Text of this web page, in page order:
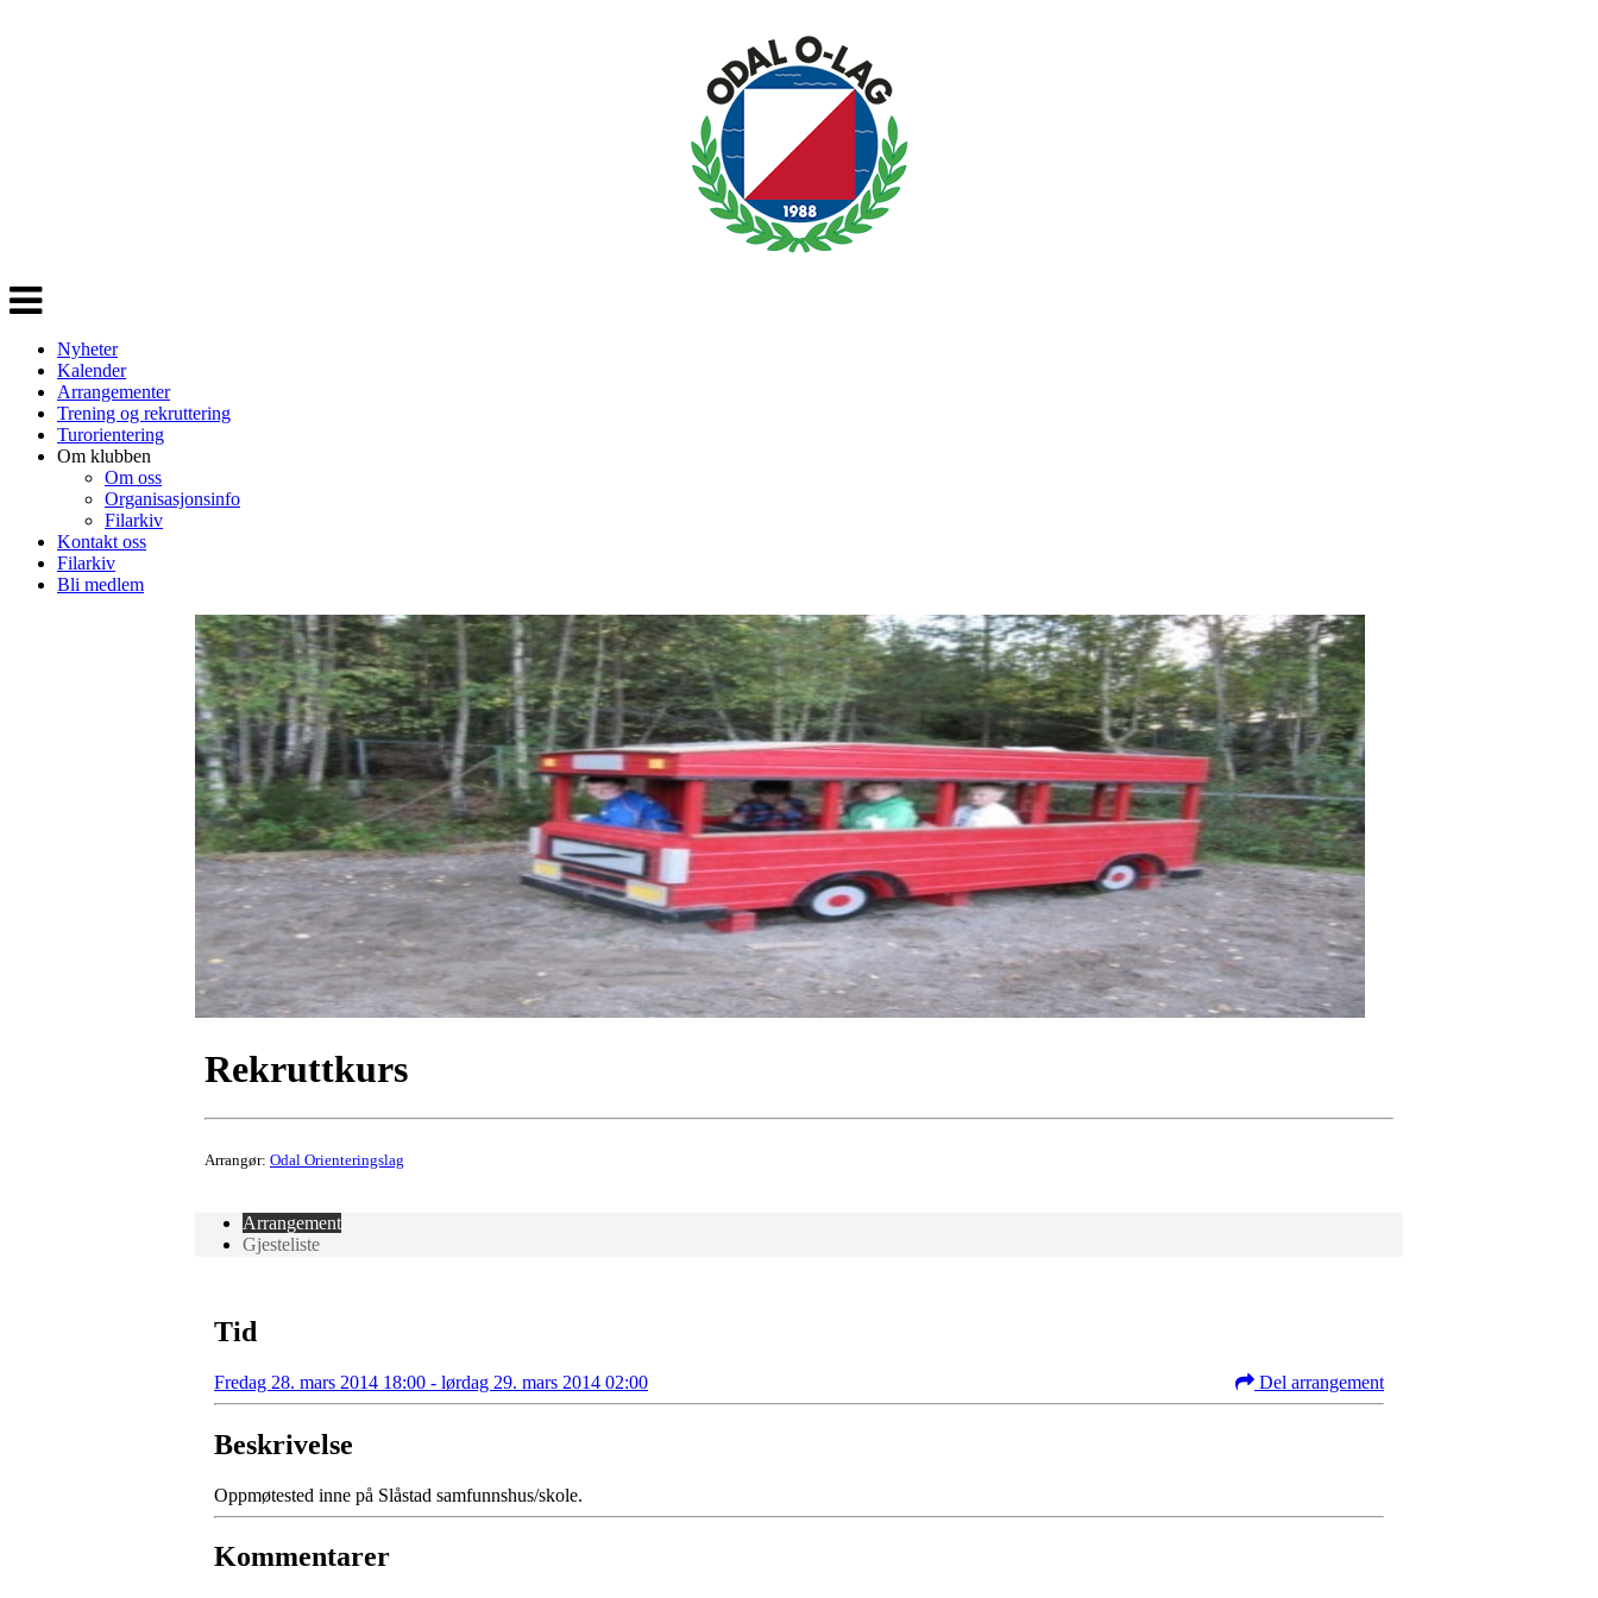
Veksle
navigasjon
Nyheter
Kalender
Arrangementer
Trening og rekruttering
Turorientering
Om klubben
Om oss
Organisasjonsinfo
Filarkiv
Kontakt oss
Filarkiv
Bli medlem
Rekruttkurs
Arrangør: Odal Orienteringslag
Arrangement
Gjesteliste
Tid
Fredag 28. mars 2014 18:00 - lørdag 29. mars 2014 02:00 Del arrangement
Beskrivelse
Oppmøtested inne på Slåstad samfunnshus/skole.
Kommentarer